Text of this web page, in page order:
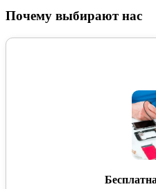
Почему выбирают нас